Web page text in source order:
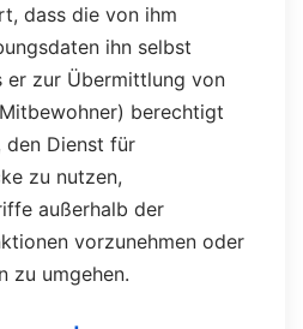
dass die von ihm
ihn selbst
er zur Übermittlung von
berechtigt
den Dienst für
zu nutzen,
außerhalb der
vorzunehmen oder
zu umgehen.